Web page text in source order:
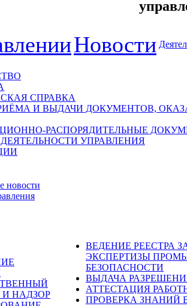
Новости
СПРАВКА
И ВЫДАЧИ ДОКУМЕНТОВ,
РАСПОРЯДИТЕЛЬНЫЕ
УПРАВЛЕНИЯ
новости
И НАДЗОР
ВЕДЕНИЕ РЕЕСТРА
ЭКСПЕРТИЗЫ
БЕЗОПАСНОСТИ
ВЫДАЧА
АТТЕСТАЦИЯ
ПРОВЕРКА ЗНАНИЙ